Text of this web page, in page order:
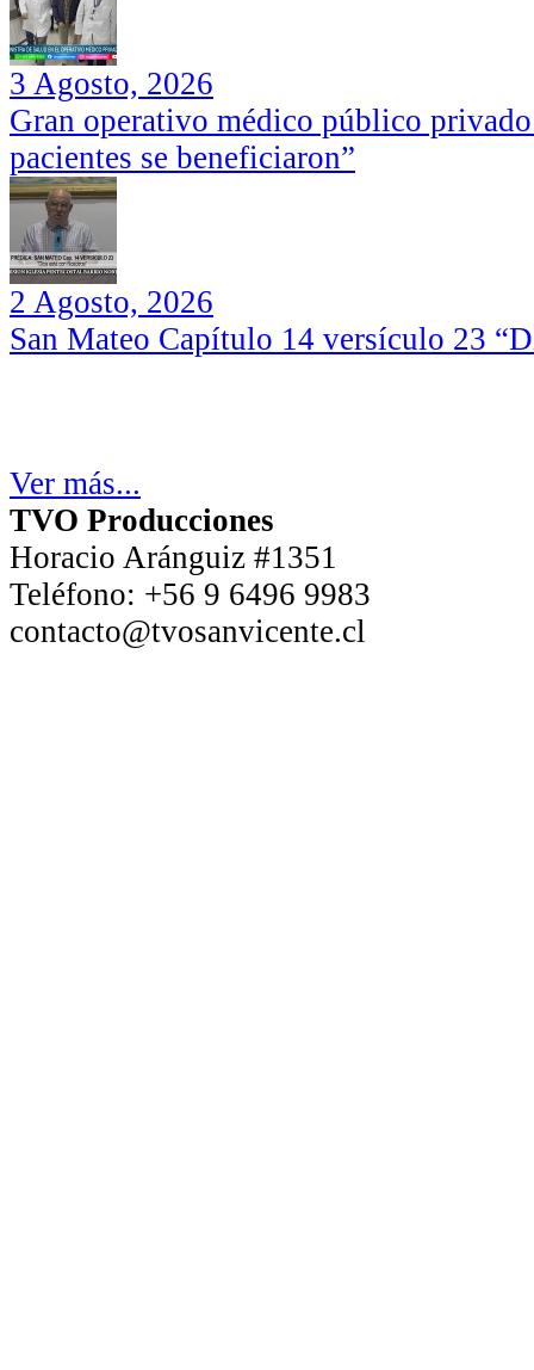
3 Agosto, 2026
Gran operativo médico público
pacientes se beneficiaron”
2 Agosto, 2026
San Mateo Capítulo 14 versículo 23
Ver más...
TVO Producciones
Horacio Aránguiz #1351
Teléfono: +56 9 6496 9983
contacto@tvosanvicente.cl